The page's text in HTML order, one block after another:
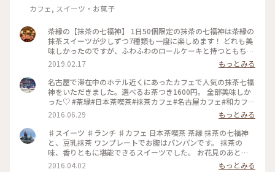
カフェ, スイーツ・お菓子
茶縁の【抹茶の七福神】 1日50個限定の抹茶の七福神は茶縁の
抹茶スイーツが少しずつ7種類も一度に楽しめます！ どれも美
味しかったのですが、ふわふわのロールケーキと持つともちー
んと垂れる大福がおススメ✨ 現在は工事中で３月からリニュー
アルオープンするらしいです☺️ #名古屋 #茶縁 #カフェ #抹茶
スイーツ
2019.02.17
もっとみる
名古屋で滞在中のホテル近くにあったカフェで人気の抹茶七福
神をいただきました。選べるお茶つき1600円。 全部美味しか
った♡ #茶縁#日本茶喫茶#抹茶カフェ#名古屋カフェ#和カフェ
#車道#千種
2016.06.29
もっとみる
♯スイーツ ♯ランチ ♯カフェ 日本茶喫茶 茶縁 抹茶の七福神
と、豆乳抹茶 ワンプレートでお腹はパンパンです。 抹茶の
味、香りともに堪能できるスイーツでした。 お花見のあと
に……どうですか？
2016.04.02 もっとみる